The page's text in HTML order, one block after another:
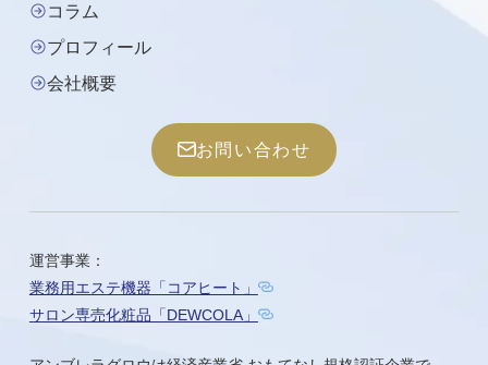
コラム
プロフィール
会社概要
お問い合わせ
運営事業：
業務用エステ機器「コアヒート」
サロン専売化粧品「DEWCOLA」